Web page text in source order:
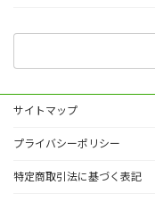
サイトマップ
プライバシーポリシー
特定商取引法に基づく表記